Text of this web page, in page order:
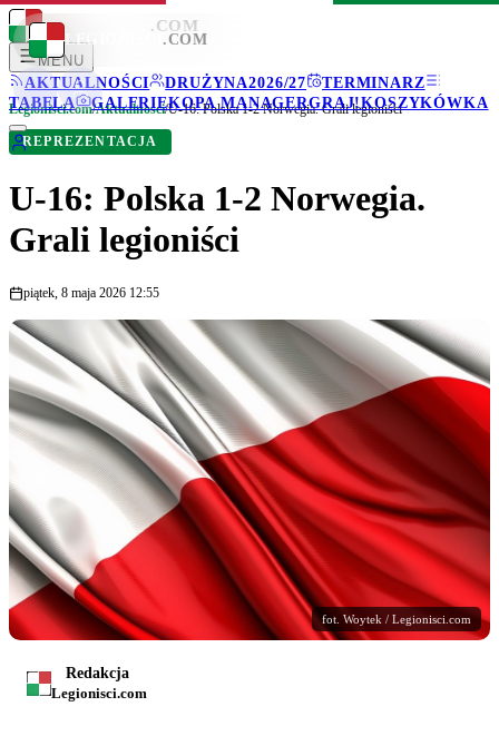
LEGIONISCI .COM
MENU
AKTUALNOŚCI
DRUŻYNA2026/27
TERMINARZ
TABELA
GALERIEKOPA MANAGERGRAJ!KOSZYKÓWKA
LEGIONISCI .COM
Legionisci.com/Aktualności/U-16: Polska 1-2 Norwegia. Grali legioniści
REPREZENTACJA
U-16: Polska 1-2 Norwegia.
Grali legioniści
piątek, 8 maja 2026 12:55
fot. Woytek / Legionisci.com
Redakcja
Legionisci.com